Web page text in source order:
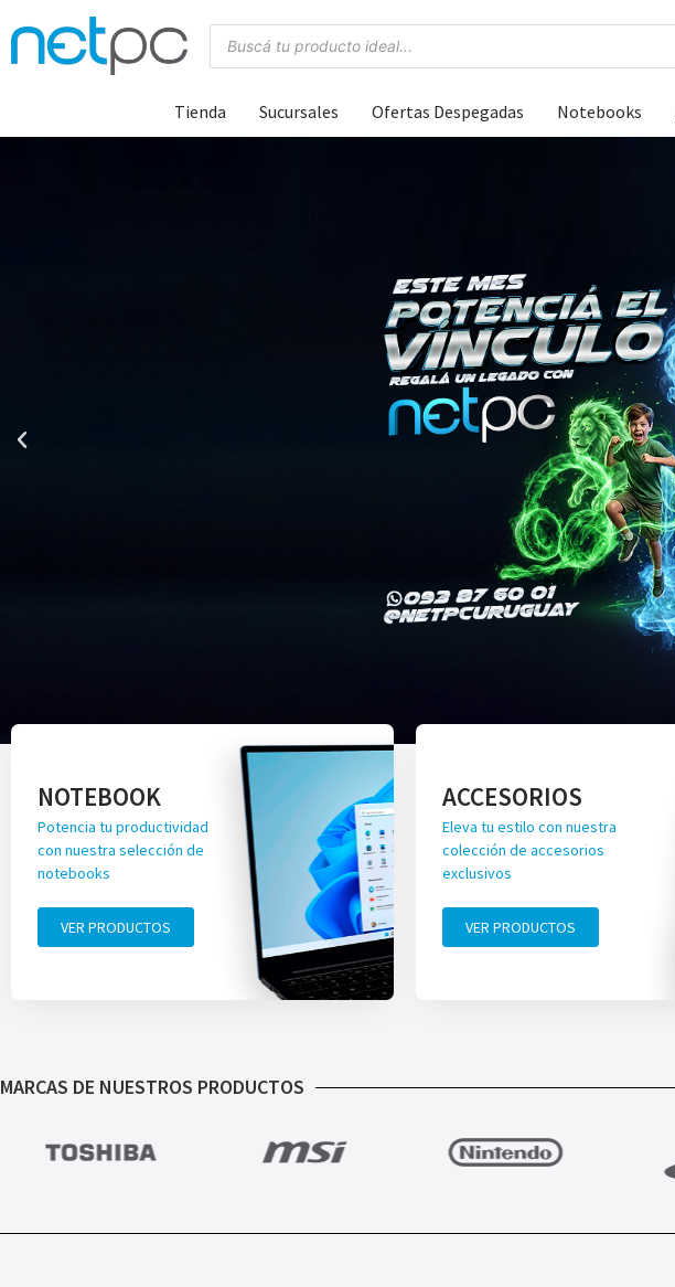
Tienda Sucursales Ofertas Despegadas Notebooks
NOTEBOOK
Potencia tu productividad
con nuestra selección de
notebooks
VER PRODUCTOS
ACCESORIOS
Eleva tu estilo con nuestra
colección de accesorios
exclusivos
VER PRODUCTOS
MARCAS DE NUESTROS PRODUCTOS